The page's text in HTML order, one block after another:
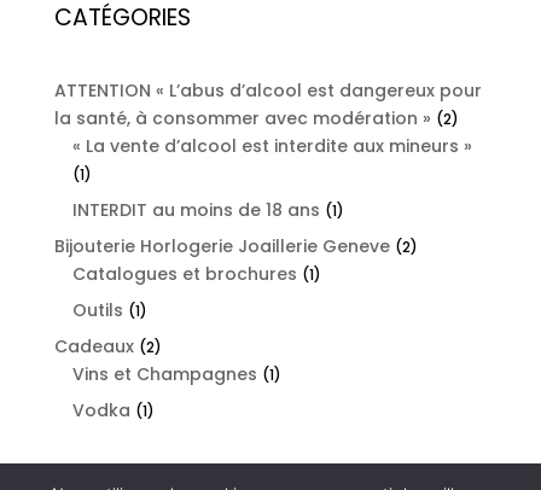
CATÉGORIES
ATTENTION « L’abus d’alcool est dangereux pour
la santé, à consommer avec modération »
22
products
« La vente d’alcool est interdite aux mineurs »
11
product
INTERDIT au moins de 18 ans 11
Bijouterie Horlogerie Joaillerie Geneve 22
Catalogues et brochures 11
Outils 11
product
Cadeaux 22
products
Vins et Champagnes 11
Vodka 11